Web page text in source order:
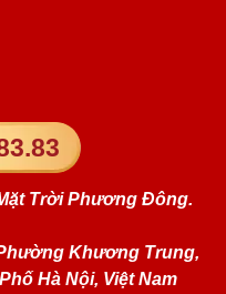
Trời Phương Đông.
Khương Trung,
Hà Nội, Việt Nam